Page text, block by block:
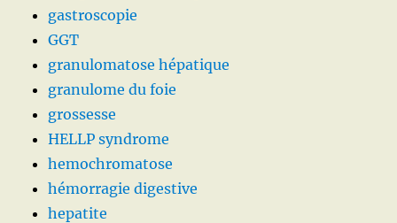
gastroscopie
GGT
granulomatose hépatique
granulome du foie
grossesse
HELLP syndrome
hemochromatose
hémorragie digestive
hepatite